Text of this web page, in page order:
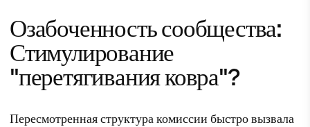
Озабоченность сообщества:
Стимулирование
"перетягивания ковра"?
Пересмотренная структура комиссии быстро вызвала